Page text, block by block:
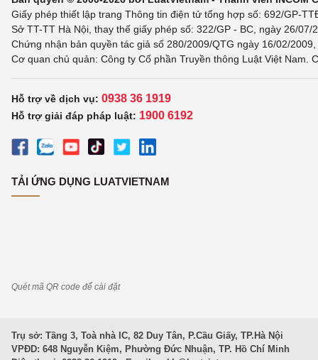
Giấy phép thiết lập trang Thông tin điện tử tổng hợp số: 692/GP-
Sở TT-TT Hà Nội, thay thế giấy phép số: 322/GP - BC, ngày 26/
Chứng nhận bản quyền tác giả số 280/2009/QTG ngày 16/02/
Cơ quan chủ quản: Công ty Cổ phần Truyền thông Luật Việt Nam.
Hỗ trợ về dịch vụ: 0938 36 1919
Hỗ trợ giải đáp pháp luật: 1900 6192
TẢI ỨNG DỤNG LUATVIETNAM
Quét mã QR code để cài đặt
Trụ sở: Tầng 3, Toà nhà IC, 82 Duy Tân, P.Cầu Giấy, TP.Hà Nội
VPĐD: 648 Nguyễn Kiệm, Phường Đức Nhuận, TP. Hồ Chí Minh